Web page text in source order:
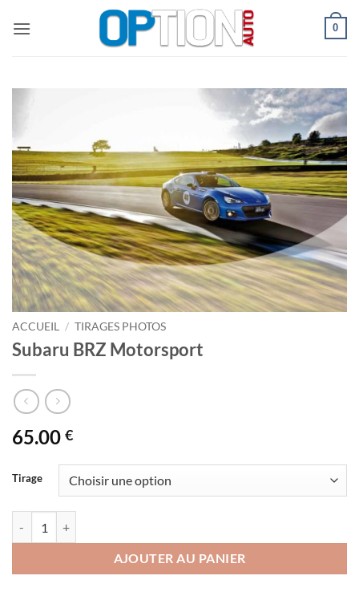
0
ACCUEIL / TIRAGES PHOTOS
Subaru BRZ Motorsport
65.00 €
Tirage
AJOUTER AU PANIER